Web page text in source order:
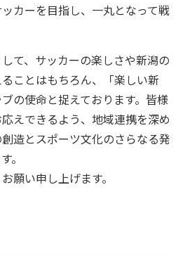
カーを目指し、一丸となって戦
て、サッカーの楽しさや新潟の
ことはもちろん、「楽しい新
の使命と捉えております。皆様
えできるよう、地域連携を深め
造とスポーツ文化のさらなる発
。
願い申し上げます。